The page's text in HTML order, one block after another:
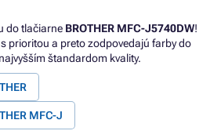
do tlačiarne BROTHER MFC-J5740DW!
prioritou a preto zodpovedajú farby do
štandardom kvality.
MFC-J